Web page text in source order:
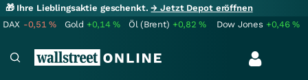
🎁 Ihre Lieblingsaktie geschenkt.→ Jetzt Depot eröffnen
DAX -0,51% Gold +0,14% Öl (Brent) +0,82% Dow Jones +0,46%